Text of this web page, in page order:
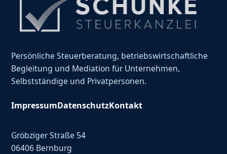
Persönliche Steuerberatung, betriebswirtschaftliche
Begleitung und Mediation für Unternehmen,
Selbstständige und Privatpersonen.
ImpressumDatenschutzKontakt
Gröbziger Straße 54
06406 Bernburg